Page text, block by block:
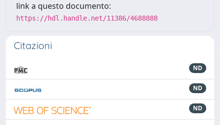
link a questo documento:
https://hdl.handle.net/11386/4688888
Citazioni
ND
ND
ND